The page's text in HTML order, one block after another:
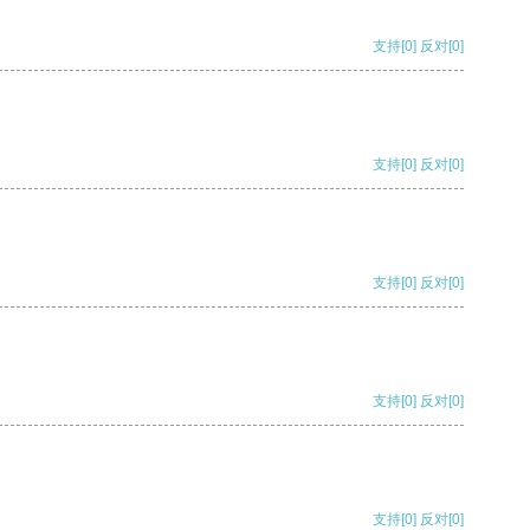
支持[0] 反对[0]
支持[0] 反对[0]
支持[0] 反对[0]
支持[0] 反对[0]
支持[0] 反对[0]